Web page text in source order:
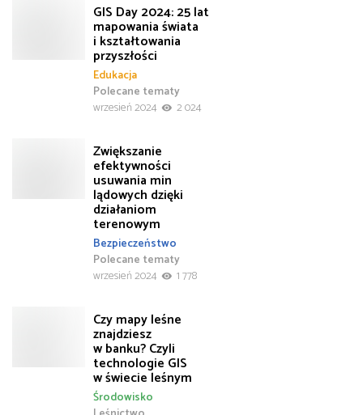
GIS Day 2024: 25 lat
mapowania świata
i kształtowania
przyszłości
Edukacja
Polecane tematy
wrzesień 2024
2 024
Zwiększanie
efektywności
usuwania min
lądowych dzięki
działaniom
terenowym
Bezpieczeństwo
Polecane tematy
wrzesień 2024
1 778
Czy mapy leśne
znajdziesz
w banku? Czyli
technologie GIS
w świecie leśnym
Środowisko